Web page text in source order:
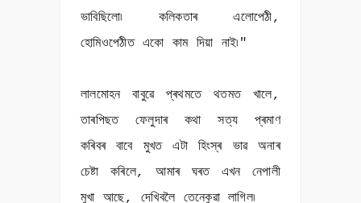
ভাবিছিলো৷ কলিকতাৰ এলোপেঠী,
হোমিওপেঠীত একো কাম দিয়া নাই৷"
লালমোহন বাবুৱে প্ৰথমতে থতমত খালে,
তাৰপিছত ফেলুদাৰ কথা সত্য প্ৰমাণ
কৰিবৰ বাবে মুখত এটা হিংস্ৰ ভাৱ অনাৰ
চেষ্টা কৰিলে, আমাৰ ঘৰত এখন নেপালী
মুখা আছে, দেখিবলৈ তেনেকুৱা লাগিল৷